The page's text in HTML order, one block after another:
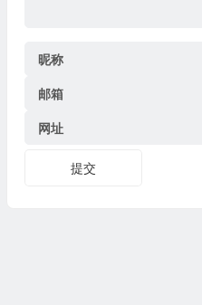
昵称
邮箱
网址
提交